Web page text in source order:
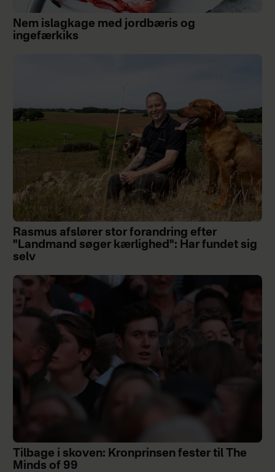
Nem islagkage med jordbæris og
ingefærkiks
Rasmus afslører stor forandring efter
"Landmand søger kærlighed": Har fundet sig
selv
Tilbage i skoven: Kronprinsen fester til The
Minds of 99